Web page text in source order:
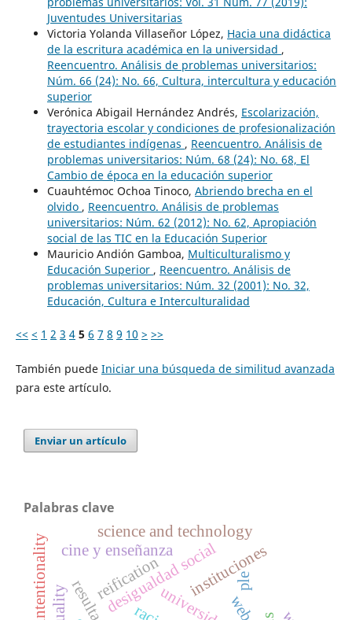
Juventudes Universitarias
Victoria Yolanda Villaseñor López, Hacia una didáctica
de la escritura académica en la universidad ,
Reencuentro. Análisis de problemas universitarios:
Núm. 66 (24): No. 66, Cultura, intercultura y educación
superior
Verónica Abigail Hernández Andrés, Escolarización,
trayectoria escolar y condiciones de profesionalización
de estudiantes indígenas , Reencuentro. Análisis de
problemas universitarios: Núm. 68 (24): No. 68, El
Cambio de época en la educación superior
Cuauhtémoc Ochoa Tinoco, Abriendo brecha en el
olvido , Reencuentro. Análisis de problemas
universitarios: Núm. 62 (2012): No. 62, Apropiación
social de las TIC en la Educación Superior
Mauricio Andión Gamboa, Multiculturalismo y
Educación Superior , Reencuentro. Análisis de
problemas universitarios: Núm. 32 (2001): No. 32,
Educación, Cultura e Interculturalidad
<< < 1 2 3 4 5 6 7 8 9 10 > >>
También puede Iniciar una búsqueda de similitud avanzada
para este artículo.
Enviar un artículo
Palabras clave
desigualdad socialinstituciones
reification
cine y enseñanza
science and technology
ple
intentionality